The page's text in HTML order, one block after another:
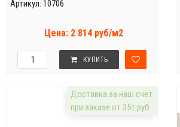
Артикул: 10706
Цена: 2 814 руб/м2
КУПИТЬ
Доставка за наш счёт
при заказе от 35т.руб